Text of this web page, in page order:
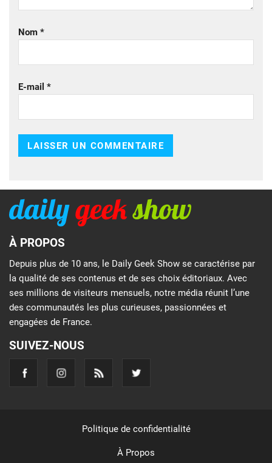
Nom *
E-mail *
À PROPOS
Depuis plus de 10 ans, le Daily Geek Show se caractérise par
la qualité de ses contenus et de ses choix éditoriaux. Avec
ses millions de visiteurs mensuels, notre média réunit l’une
des communautés les plus curieuses, passionnées et
engagées de France.
SUIVEZ-NOUS
Politique de confidentialité
À Propos